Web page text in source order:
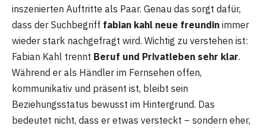
inszenierten Auftritte als Paar. Genau das sorgt dafür,
dass der Suchbegriff fabian kahl neue freundin immer
wieder stark nachgefragt wird. Wichtig zu verstehen ist:
Fabian Kahl trennt Beruf und Privatleben sehr klar.
Während er als Händler im Fernsehen offen,
kommunikativ und präsent ist, bleibt sein
Beziehungsstatus bewusst im Hintergrund. Das
bedeutet nicht, dass er etwas versteckt – sondern eher,